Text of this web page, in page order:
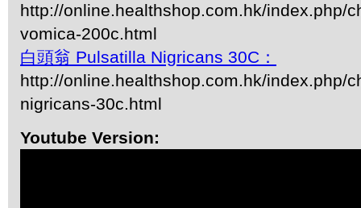
http://online.healthshop.com.hk/index.php/
vomica-200c.html
白頭翁 Pulsatilla Nigricans 30C：
http://online.healthshop.com.hk/index.php/
nigricans-30c.html
Youtube Version: